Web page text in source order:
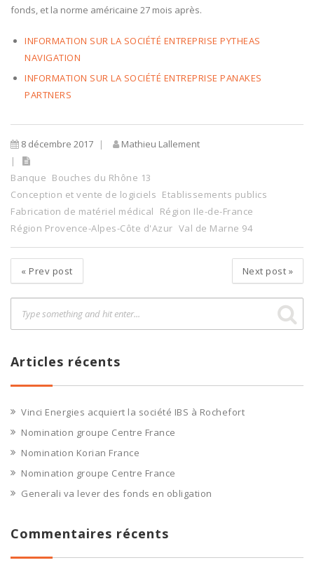
fonds, et la norme américaine 27 mois après.
INFORMATION SUR LA SOCIÉTÉ ENTREPRISE PYTHEAS
NAVIGATION
INFORMATION SUR LA SOCIÉTÉ ENTREPRISE PANAKES
PARTNERS
8 décembre 2017 Mathieu Lallement
Banque Bouches du Rhône 13
Conception et vente de logiciels Etablissements publics
Fabrication de matériel médical
Région Ile-de-France
Région Provence-Alpes-Côte d'Azur Val de Marne 94
« Prev post Next post »
Articles récents
Vinci Energies acquiert la société IBS à Rochefort
Nomination groupe Centre France
Nomination Korian France
Nomination groupe Centre France
Generali va lever des fonds en obligation
Commentaires récents